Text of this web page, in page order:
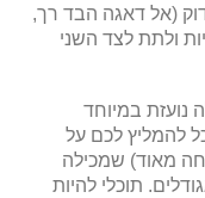
(אל דאגה הבד רך,
ולתת לצד השני
נועזת במיוחד
להמליץ לכם על
מאוד) שמכילה
תוכלי להיות